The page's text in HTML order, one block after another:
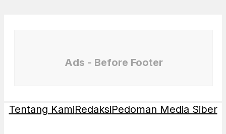
Ads - Before Footer
Tentang KamiRedaksiPedoman Media Siber